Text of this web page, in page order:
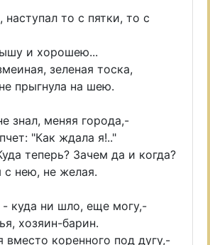
то с пятки, то с
и хорошею...
зеленая тоска,
прыгнула на шею.
знал, меняя города,-
"Как ждала я!.."
теперь? Зачем да и когда?
с нею, не желая.
куда ни шло, еще могу,-
хозяин-барин.
вместо коренного под дугу,-